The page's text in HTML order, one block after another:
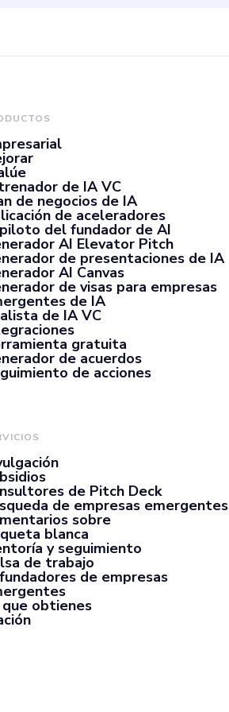
hoy
de IA VC
de negocios de IA
de aceleradores
del fundador de AI
AI Elevator Pitch
de presentaciones de IA
AI Canvas
de visas para empresas
de IA
de IA VC
gratuita
de acuerdos
de acciones
de Pitch Deck
de empresas emergentes
sobre
blanca
y seguimiento
de trabajo
de empresas
que obtienes